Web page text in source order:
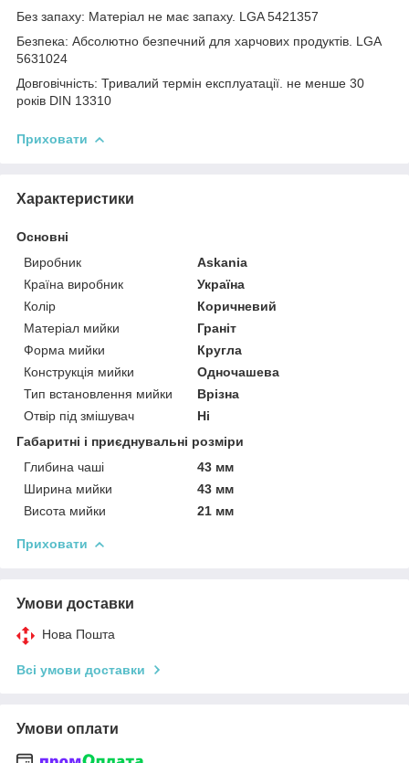
Без запаху: Матеріал не має запаху. LGA 5421357
Безпека: Абсолютно безпечний для харчових продуктів. LGA
5631024
Довговічність: Тривалий термін експлуатації. не менше 30
років DIN 13310
Приховати
Характеристики
Основні
Виробник
Askania
Країна виробник
Україна
Колір
Коричневий
Матеріал мийки
Граніт
Форма мийки
Кругла
Конструкція мийки
Одночашева
Тип встановлення мийки
Врізна
Отвір під змішувач
Ні
Габаритні і приєднувальні розміри
Глибина чаші
43 мм
Ширина мийки
43 мм
Висота мийки
21 мм
Приховати
Умови доставки
Нова Пошта
Всі умови доставки
Умови оплати